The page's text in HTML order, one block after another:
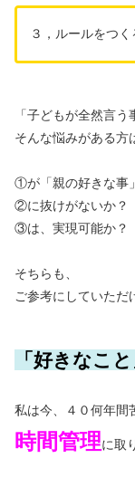
３，ルールをつく
「子どもが全然言う
そんな悩みがある方
①が「親の好きな事
②に抜けがないか？
③は、実現可能か？
そちらも、
ご参考にしていただ
「 好きなこ
私は今、４０何年間
時間管理に取